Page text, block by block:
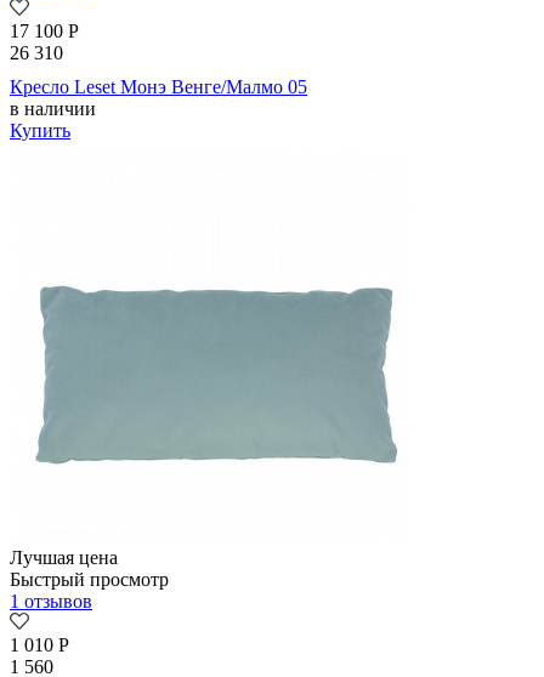
17 100 Р
26 310
Кресло Leset Монэ Венге/Малмо 05
в наличии
Купить
Лучшая цена
Быстрый просмотр
1 отзывов
1 010 Р
1 560